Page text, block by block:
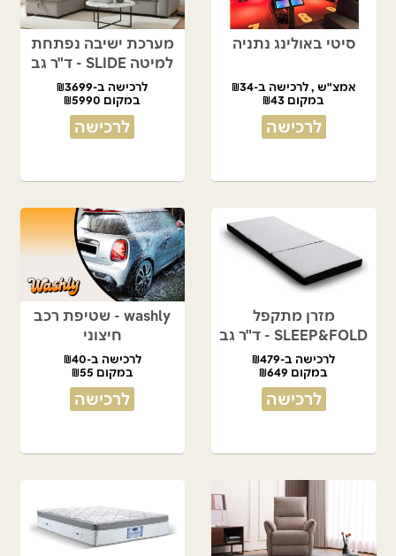
סיטי באולינג נתניה
אמצ"ש , לרכישה ב-₪34
במקום ₪43
לרכישה
מערכת ישיבה נפתחת
למיטה SLIDE - ד"ר גב
לרכישה ב-₪3699
במקום ₪5990
לרכישה
מזרן מתקפל
SLEEP&FOLD - ד"ר גב
לרכישה ב-₪479
במקום ₪649
לרכישה
washly - שטיפת רכב
חיצוני
לרכישה ב-₪40
במקום ₪55
לרכישה